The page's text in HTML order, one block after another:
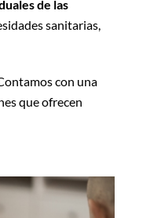
de las
sanitarias,
con una
que ofrecen